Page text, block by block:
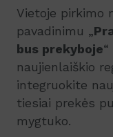
Vietoje pirkimo
pavadinimu „
bus prekyboje
naujienlaiškio
integruokite
tiesiai prekės
mygtuko.